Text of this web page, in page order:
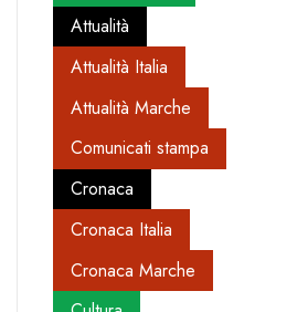
Attualità
Attualità Italia
Attualità Marche
Comunicati stampa
Cronaca
Cronaca Italia
Cronaca Marche